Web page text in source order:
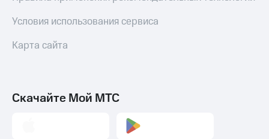
Условия использования сервиса
Карта сайта
Скачайте Мой МТС